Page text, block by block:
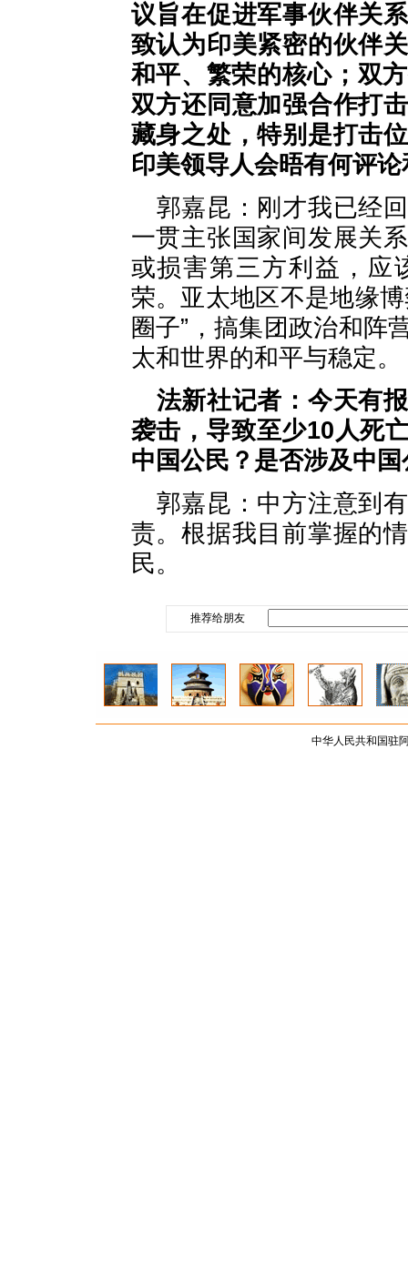
议旨在促进军事伙伴关
致认为印美紧密的伙伴
和平、繁荣的核心；双
双方还同意加强合作打
藏身之处，特别是打击
印美领导人会晤有何评
郭嘉昆：刚才我已经
一贯主张国家间发展关
或损害第三方利益，应
荣。亚太地区不是地缘
圈子”，搞集团政治和阵
太和世界的和平与稳定。
法新社记者：今天有
袭击，导致至少10人死
中国公民？是否涉及中国
郭嘉昆：中方注意到
责。根据我目前掌握的
民。
推荐给朋友
中华人民共和国驻